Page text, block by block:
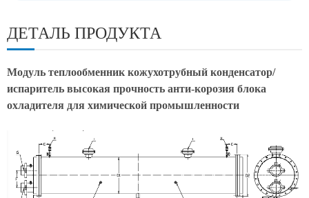
ДЕТАЛЬ ПРОДУКТА
Модуль теплообменник кожухотрубный конденсатор/
испаритель высокая прочность анти-корозия блока
охладителя для химической промышленности